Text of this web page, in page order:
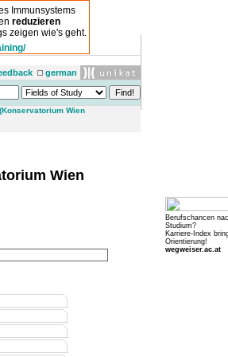
Immunsystems
reduzieren
zeigen wie's geht.
german
Wien
Wien
Berufschancen
Studium?
Karriere-Index
Orientierung!
wegweiser.ac.at